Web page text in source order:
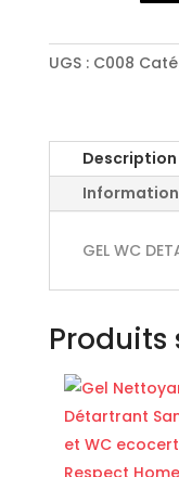
DETARTRANT
UGS : C008
Description
GEL WC
Produits